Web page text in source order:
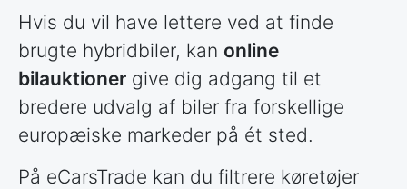
Hvis du vil have lettere ved at finde
brugte hybridbiler, kan online
bilauktioner give dig adgang til et
bredere udvalg af biler fra forskellige
europæiske markeder på ét sted.
På eCarsTrade kan du filtrere køretøjer